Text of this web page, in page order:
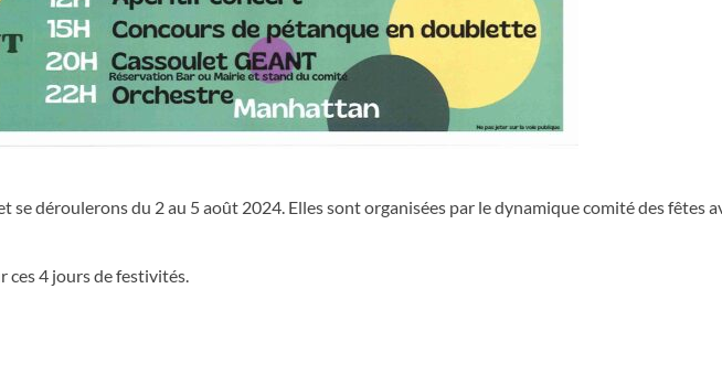
se déroulerons du 2 au 5 août 2024. Elles sont organisées par le dynamique comité des fêtes
ces 4 jours de festivités.